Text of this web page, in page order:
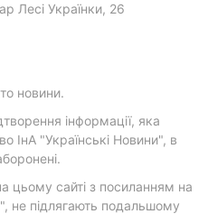
Лесі Українки, 26
новини.
інформації, яка
ІнА "Українські Новини", в
цьому сайті з посиланням на
не підлягають подальшому